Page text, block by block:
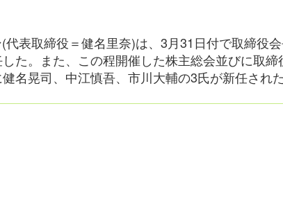
代表取締役＝健名里奈)は、3月31日付で取締役
た。また、この程開催した株主総会並びに取締
名晃司、中江慎吾、市川大輔の3氏が新任された